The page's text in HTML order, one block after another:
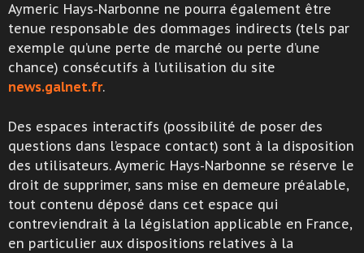
Aymeric Hays-Narbonne ne pourra également être
tenue responsable des dommages indirects (tels par
exemple qu’une perte de marché ou perte d’une
chance) consécutifs à l’utilisation du site
news.galnet.fr.
Des espaces interactifs (possibilité de poser des
questions dans l’espace contact) sont à la disposition
des utilisateurs. Aymeric Hays-Narbonne se réserve le
droit de supprimer, sans mise en demeure préalable,
tout contenu déposé dans cet espace qui
contreviendrait à la législation applicable en France,
en particulier aux dispositions relatives à la